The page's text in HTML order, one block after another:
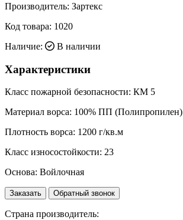
Производитель: Зартекс
Код товара: 1020
Наличие:
В наличии
Характеристики
Класс пожарной безопасности: КМ 5
Материал ворса: 100% ПП (Полипропилен)
Плотность ворса: 1200 г/кв.м
Класс износостойкости: 23
Основа: Войлочная
Заказать Обратный звонок
Страна производитель: